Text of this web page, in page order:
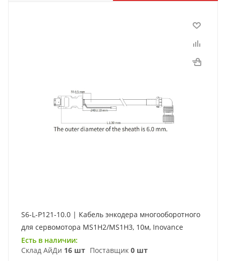
S6-L-P121-10.0 | Кабель энкодера многооборотного
для сервомотора MS1H2/MS1H3, 10м, Inovance
Есть в наличии:
Склад АйДи 16 шт Поставщик 0 шт